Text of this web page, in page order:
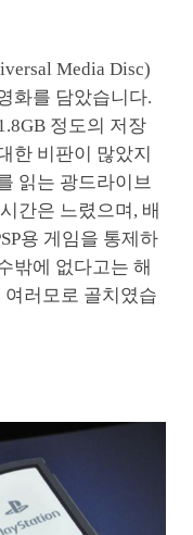
Media Disc)
화를 담았습니다.
정도의 저장
한 비판이 많았지
읽는 광드라이브
간은 느렸으며, 배
용 게임을 통제하
밖에 없다고는 해
러모로 골치였습